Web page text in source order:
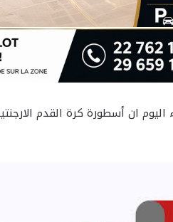
ان أسطورة كرة القدم